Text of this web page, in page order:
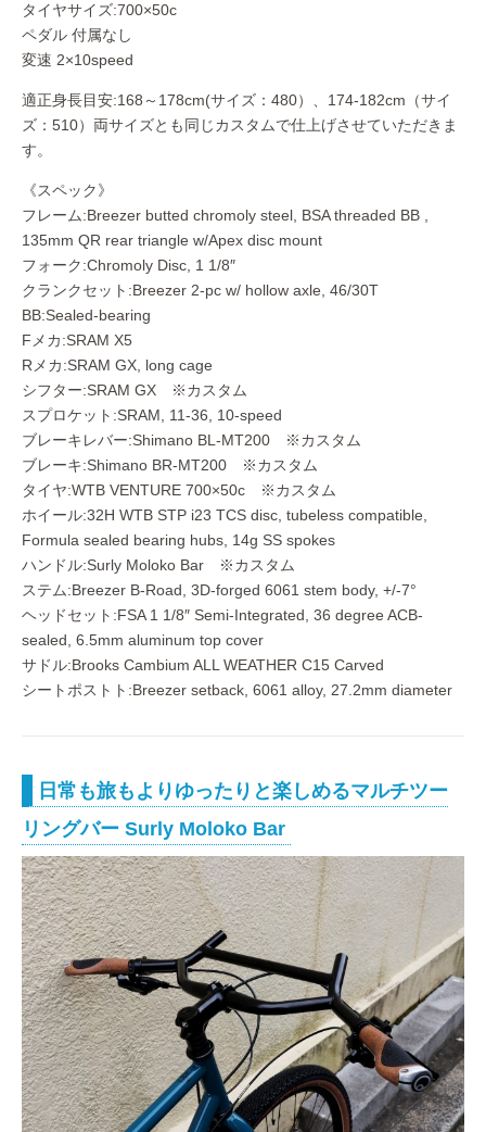
タイヤサイズ:700×50c
ペダル 付属なし
変速 2×10speed
適正身長目安:168～178cm(サイズ：480）、174-182cm（サイ
ズ：510）両サイズとも同じカスタムで仕上げさせていただきま
す。
《スペック》
フレーム:Breezer butted chromoly steel, BSA threaded BB ,
135mm QR rear triangle w/Apex disc mount
フォーク:Chromoly Disc, 1 1/8″
クランクセット:Breezer 2-pc w/ hollow axle, 46/30T
BB:Sealed-bearing
Fメカ:SRAM X5
Rメカ:SRAM GX, long cage
シフター:SRAM GX ※カスタム
スプロケット:SRAM, 11-36, 10-speed
ブレーキレバー:Shimano BL-MT200 ※カスタム
ブレーキ:Shimano BR-MT200 ※カスタム
タイヤ:WTB VENTURE 700×50c ※カスタム
ホイール:32H WTB STP i23 TCS disc, tubeless compatible,
Formula sealed bearing hubs, 14g SS spokes
ハンドル:Surly Moloko Bar ※カスタム
ステム:Breezer B-Road, 3D-forged 6061 stem body, +/-7°
ヘッドセット:FSA 1 1/8″ Semi-Integrated, 36 degree ACB-
sealed, 6.5mm aluminum top cover
サドル:Brooks Cambium ALL WEATHER C15 Carved
シートポストト:Breezer setback, 6061 alloy, 27.2mm diameter
日常も旅もよりゆったりと楽しめるマルチツー
リングバー Surly Moloko Bar